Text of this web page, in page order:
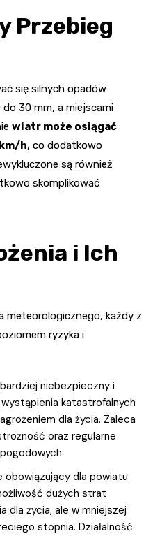
Przebieg
się silnych opadów
30 mm, a miejscami
wiatr może osiągać
h, co dodatkowo
są również
skomplikować
i Ich
meteorologicznego, każdy z
ryzyka i
niebezpieczny i
katastrofalnych
dla życia. Zaleca
oraz regularne
obowiązujący dla powiatu
dużych strat
dla życia, ale w mniejszej
stopnia. Działalność